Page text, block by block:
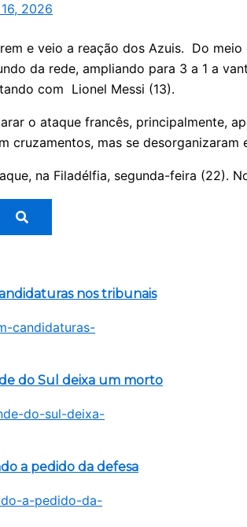
2026
e veio a reação dos Azuis. Do
da rede, ampliando para 3 a 1 a
com Lionel Messi (13).
o ataque francês, principalmente,
cruzamentos, mas se
na Filadélfia, segunda-feira (22).
nos tribunais
do Sul deixa um morto
a pedido da defesa